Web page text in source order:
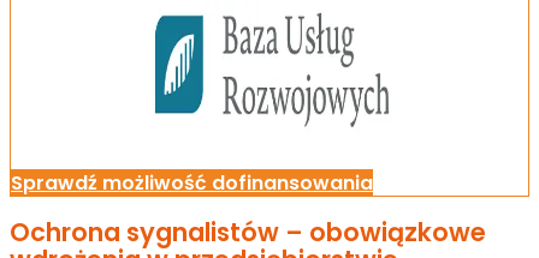
Sprawdź możliwość dofinansowania
Ochrona sygnalistów – obowiązkowe